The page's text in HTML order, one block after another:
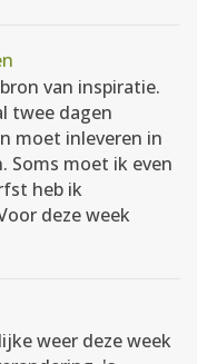
van inspiratie.
twee dagen
moet inleveren in
Soms moet ik even
heb ik
deze week
weer deze week